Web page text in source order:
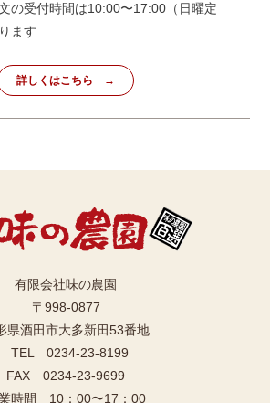
の受付時間は10:00〜17:00（日曜定
ます
詳しくはこちら
有限会社味の農園
〒998-0877
県酒田市大多新田53番地
TEL 0234-23-8199
FAX 0234-23-9699
時間 10：00〜17：00